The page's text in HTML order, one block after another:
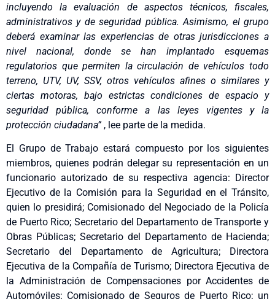
incluyendo la evaluación de aspectos técnicos, fiscales,
administrativos y de seguridad pública. Asimismo, el grupo
deberá examinar las experiencias de otras jurisdicciones a
nivel nacional, donde se han implantado esquemas
regulatorios que permiten la circulación de vehículos todo
terreno, UTV, UV, SSV, otros vehículos afines o similares y
ciertas motoras, bajo estrictas condiciones de espacio y
seguridad pública, conforme a las leyes vigentes y la
protección ciudadana”, lee parte de la medida.
El Grupo de Trabajo estará compuesto por los siguientes
miembros, quienes podrán delegar su representación en un
funcionario autorizado de su respectiva agencia: Director
Ejecutivo de la Comisión para la Seguridad en el Tránsito,
quien lo presidirá; Comisionado del Negociado de la Policía
de Puerto Rico; Secretario del Departamento de Transporte y
Obras Públicas; Secretario del Departamento de Hacienda;
Secretario del Departamento de Agricultura; Directora
Ejecutiva de la Compañía de Turismo; Directora Ejecutiva de
la Administración de Compensaciones por Accidentes de
Automóviles; Comisionado de Seguros de Puerto Rico; un